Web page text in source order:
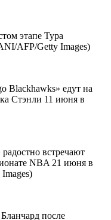
этапе Тура
AFP/Getty Images)
Blackhawks» едут на
Стэнли 11 июня в
встречают
NBA 21 июня в
после